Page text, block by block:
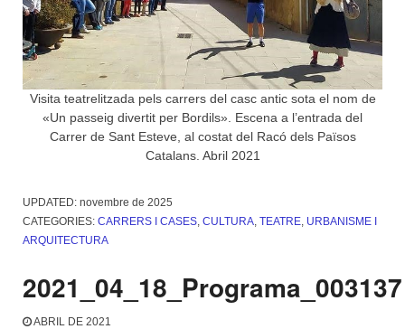
Visita teatrelitzada pels carrers del casc antic sota el nom de
«Un passeig divertit per Bordils». Escena a l’entrada del
Carrer de Sant Esteve, al costat del Racó dels Països
Catalans. Abril 2021
UPDATED: novembre de 2025
CATEGORIES: CARRERS I CASES, CULTURA, TEATRE, URBANISME I
ARQUITECTURA
2021_04_18_Programa_003137
ABRIL DE 2021